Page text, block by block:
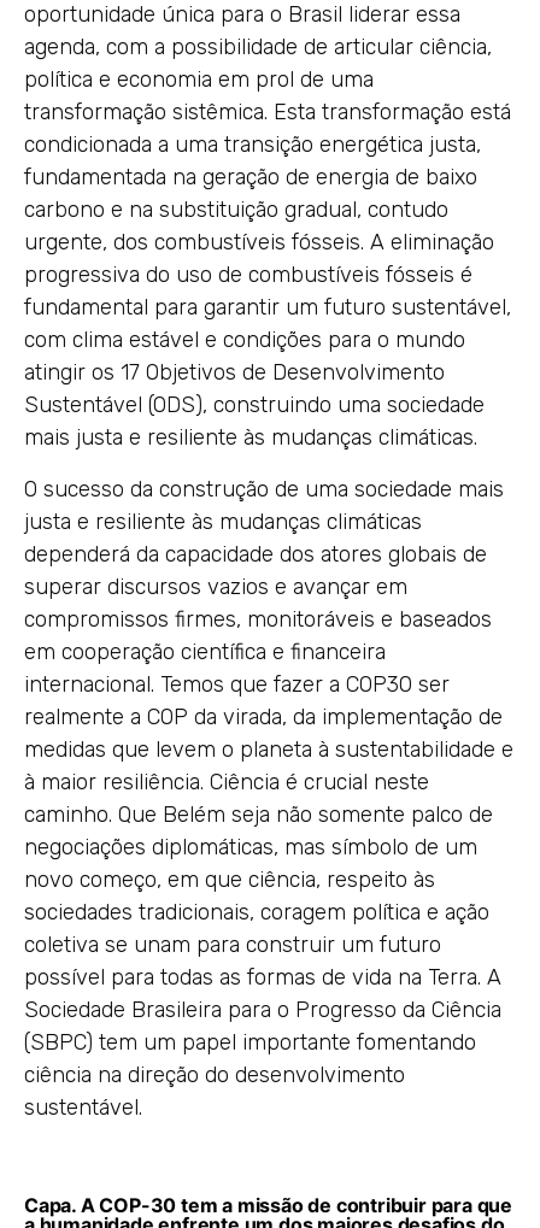
oportunidade única para o Brasil liderar essa
agenda, com a possibilidade de articular ciência,
política e economia em prol de uma
transformação sistêmica. Esta transformação está
condicionada a uma transição energética justa,
fundamentada na geração de energia de baixo
carbono e na substituição gradual, contudo
urgente, dos combustíveis fósseis. A eliminação
progressiva do uso de combustíveis fósseis é
fundamental para garantir um futuro sustentável,
com clima estável e condições para o mundo
atingir os 17 Objetivos de Desenvolvimento
Sustentável (ODS), construindo uma sociedade
mais justa e resiliente às mudanças climáticas.
O sucesso da construção de uma sociedade mais
justa e resiliente às mudanças climáticas
dependerá da capacidade dos atores globais de
superar discursos vazios e avançar em
compromissos firmes, monitoráveis e baseados
em cooperação científica e financeira
internacional. Temos que fazer a COP30 ser
realmente a COP da virada, da implementação de
medidas que levem o planeta à sustentabilidade e
à maior resiliência. Ciência é crucial neste
caminho. Que Belém seja não somente palco de
negociações diplomáticas, mas símbolo de um
novo começo, em que ciência, respeito às
sociedades tradicionais, coragem política e ação
coletiva se unam para construir um futuro
possível para todas as formas de vida na Terra. A
Sociedade Brasileira para o Progresso da Ciência
(SBPC) tem um papel importante fomentando
ciência na direção do desenvolvimento
sustentável.
Capa. A COP-30 tem a missão de contribuir para que